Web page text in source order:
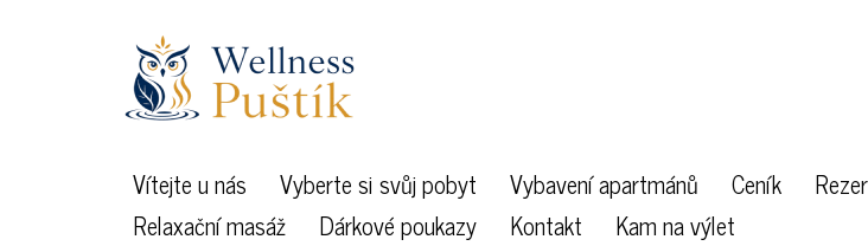
Vítejte u nás Vyberte si svůj pobyt Vybavení apartmánů Ceník
Relaxační masáž
Dárkové poukazy Kontakt Kam na výlet